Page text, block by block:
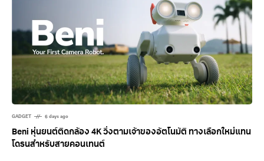
GADGET 6 days ago
Beni หุ่นยนต์ติดกล้อง 4K วิ่งตามเจ้าของอัตโนมัติ ทางเลือกใหม่แทน
โดรนสำหรับสายคอนเทนต์